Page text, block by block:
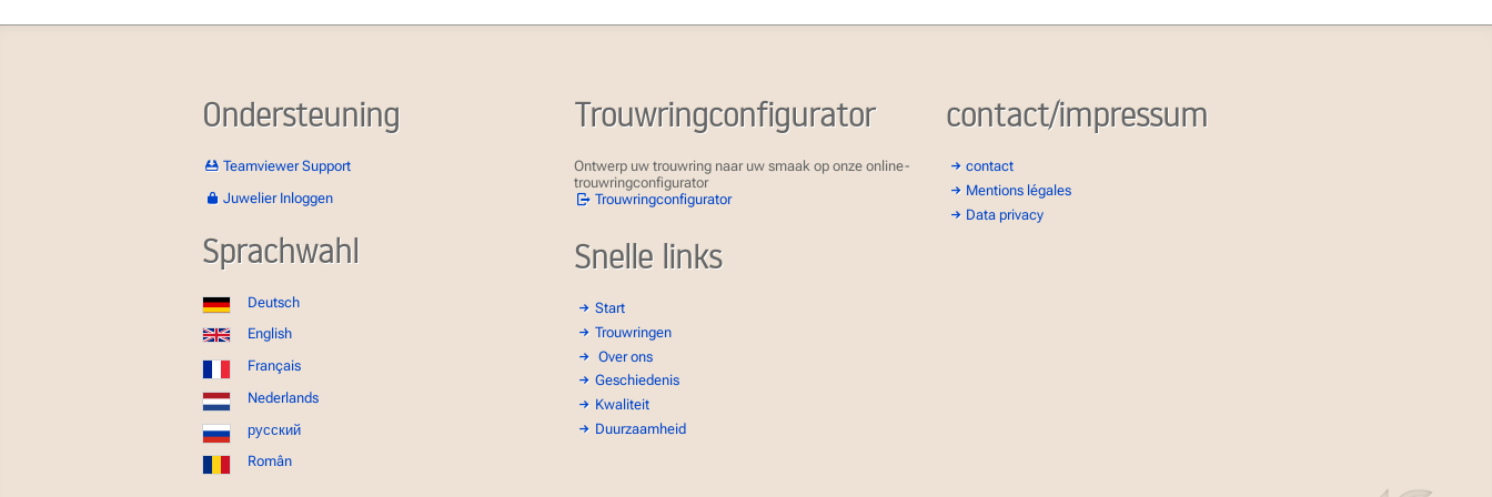
Ondersteuning
Teamviewer Support
Juwelier Inloggen
Sprachwahl
Deutsch
English
Français
Nederlands
русский
Român
Trouwringconfigurator
Ontwerp uw trouwring naar uw smaak op onze online-
trouwringconfigurator
Trouwringconfigurator
Snelle links
Start
Trouwringen
Over ons
Geschiedenis
Kwaliteit
Duurzaamheid
contact/impressum
contact
Mentions légales
Data privacy